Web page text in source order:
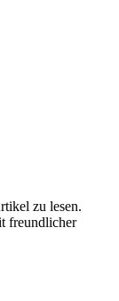
zu lesen.
freundlicher